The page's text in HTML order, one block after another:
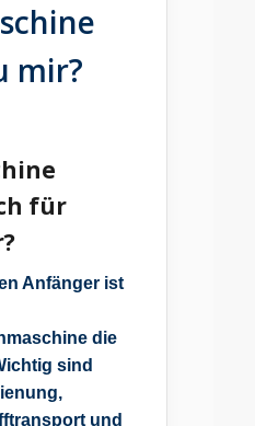
mir?
für
Anfänger ist
die
sind
und